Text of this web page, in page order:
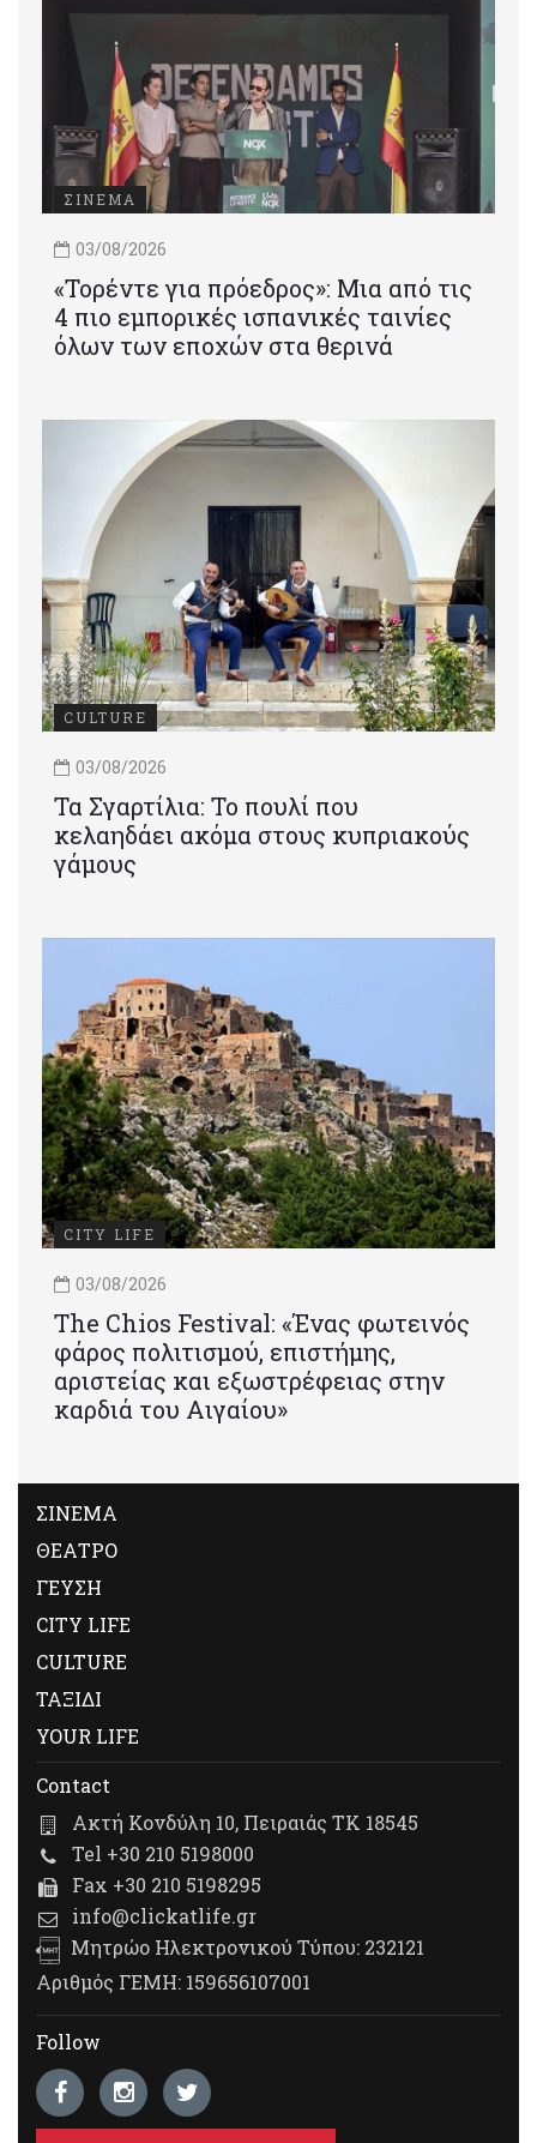
ΣΙΝΕΜΑ
03/08/2026
«Τορέντε για πρόεδρος»: Mια από τις
4 πιο εμπορικές ισπανικές ταινίες
όλων των εποχών στα θερινά
CULTURE
03/08/2026
Τα Σγαρτίλια: Το πουλί που
κελαηδάει ακόμα στους κυπριακούς
γάμους
CITY LIFE
03/08/2026
Τhe Chios Festival: «Ένας φωτεινός
φάρος πολιτισμού, επιστήμης,
αριστείας και εξωστρέφειας στην
καρδιά του Αιγαίου»
ΣΙΝΕΜΑ
ΘΕΑΤΡΟ
ΓΕΥΣΗ
CITY LIFE
CULTURE
ΤΑΞΙΔΙ
YOUR LIFE
Contact
Ακτή Κονδύλη 10, Πειραιάς ΤΚ 18545
Tel +30 210 5198000
Fax +30 210 5198295
info@clickatlife.gr
Μητρώο Ηλεκτρονικού Τύπου: 232121
Αριθμός ΓΕΜΗ: 159656107001
Follow